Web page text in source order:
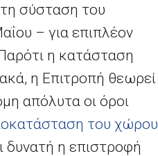
σύσταση του
– για επιπλέον
η κατάσταση
η Επιτροπή θεωρεί
απόλυτα οι όροι
του χώρου
δυνατή η επιστροφή